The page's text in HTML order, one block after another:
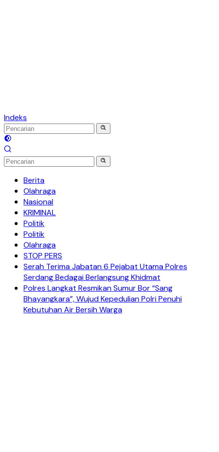
Indeks
Berita
Olahraga
Nasional
KRIMINAL
Politik
Politik
Olahraga
STOP PERS
Serah Terima Jabatan 6 Pejabat Utama Polres
Serdang Bedagai Berlangsung Khidmat
Polres Langkat Resmikan Sumur Bor “Sang
Bhayangkara”, Wujud Kepedulian Polri Penuhi
Kebutuhan Air Bersih Warga